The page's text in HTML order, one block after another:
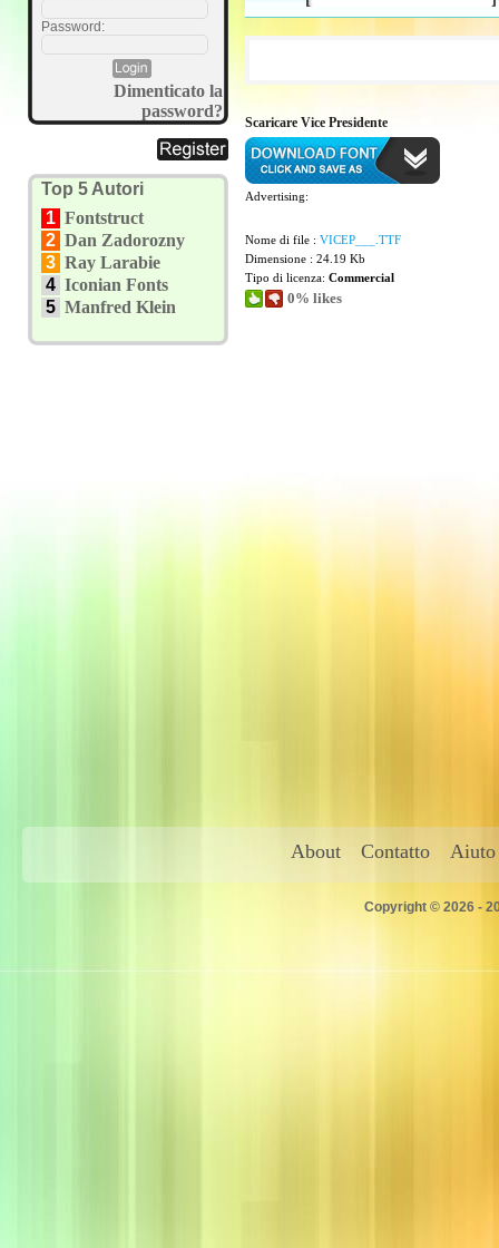
Password:
Dimenticato la
password?
Top 5 Autori
1 Fontstruct
2 Dan Zadorozny
3 Ray Larabie
4 Iconian Fonts
5 Manfred Klein
Scaricare Vice Presidente
Advertising:
Nome di file : VICEP___.TTF
Dimensione : 24.19 Kb
Tipo di licenza: Commercial
0% likes
About Contatto Aiuto
Copyright © 2026 -